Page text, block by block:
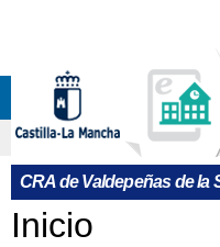
CRA de Valdepeñas de la
Se encuentra
Inicio